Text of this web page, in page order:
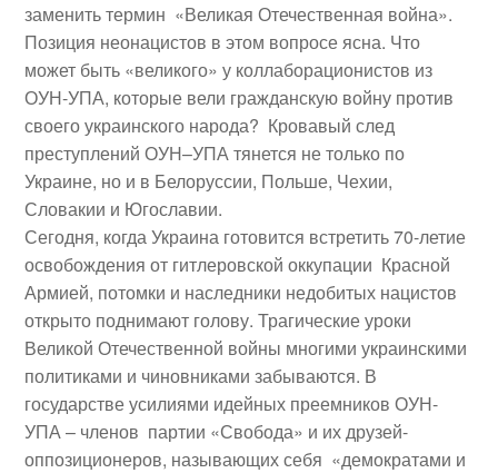
заменить термин «Великая Отечественная война».
Позиция неонацистов в этом вопросе ясна. Что
может быть «великого» у коллаборационистов из
ОУН-УПА, которые вели гражданскую войну против
своего украинского народа? Кровавый след
преступлений ОУН–УПА тянется не только по
Украине, но и в Белоруссии, Польше, Чехии,
Словакии и Югославии.
Сегодня, когда Украина готовится встретить 70-летие
освобождения от гитлеровской оккупации Красной
Армией, потомки и наследники недобитых нацистов
открыто поднимают голову. Трагические уроки
Великой Отечественной войны многими украинскими
политиками и чиновниками забываются. В
государстве усилиями идейных преемников ОУН-
УПА – членов партии «Свобода» и их друзей-
оппозиционеров, называющих себя «демократами и